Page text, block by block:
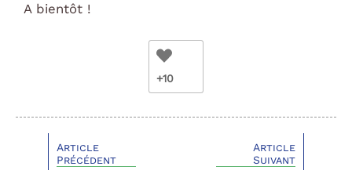
A bientôt !
+10
Article
Précédent
Article
Suivant